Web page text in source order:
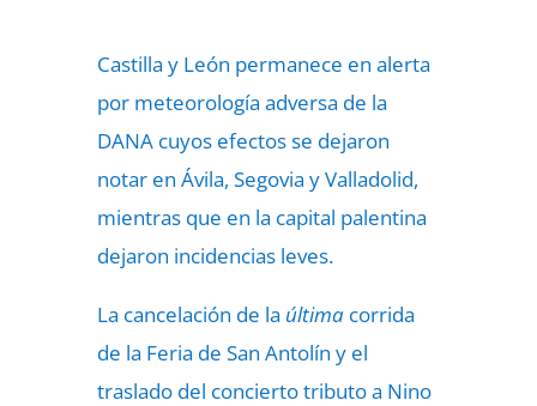
Castilla y León permanece en alerta
por meteorología adversa de la
DANA cuyos efectos se dejaron
notar en Ávila, Segovia y Valladolid,
mientras que en la capital palentina
dejaron incidencias leves.
La cancelación de la últimacorrida
de la Feria de San Antolín y el
traslado del concierto tributo a Nino